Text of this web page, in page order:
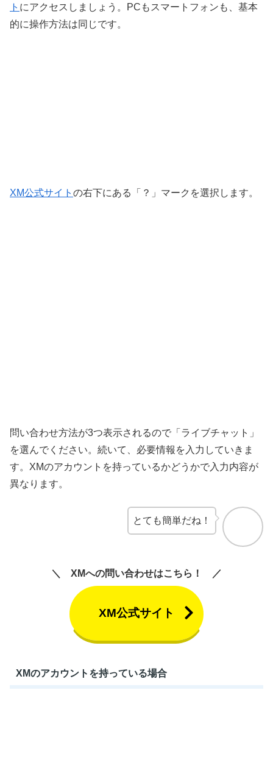
ト にアクセスしましょう。PCもスマートフォンも、基本
的に操作方法は同じです。
XM公式サイト の右下にある「？」マークを選択します。
問い合わせ方法が3つ表示されるので「ライブチャット」
を選んでください。続いて、必要情報を入力していきま
す。XMのアカウントを持っているかどうかで入力内容が
異なります。
とても簡単だね！
XMへの問い合わせはこちら！
XM公式サイト
XMのアカウントを持っている場合